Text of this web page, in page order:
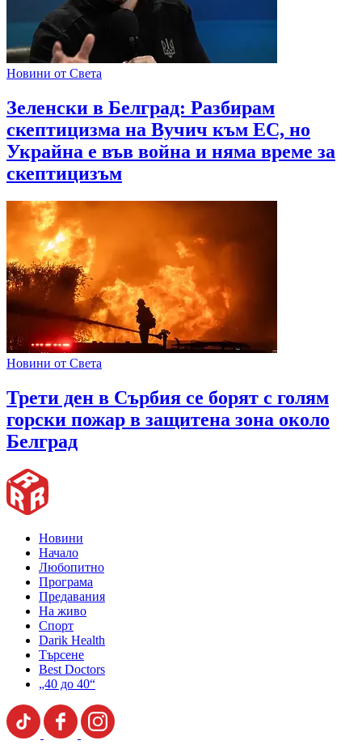
Новини от Света
Зеленски в Белград: Разбирам
скептицизма на Вучич към ЕС, но
Украйна е във война и няма време за
скептицизъм
Новини от Света
Трети ден в Сърбия се борят с голям
горски пожар в защитена зона около
Белград
Новини
Начало
Любопитно
Програма
Предавания
На живо
Спорт
Darik Health
Търсене
Best Doctors
„40 до 40“